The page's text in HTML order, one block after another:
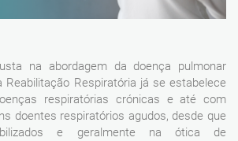
na abordagem da doença pulmonar
Reabilitação Respiratória já se estabelece
respiratórias crónicas e até com
doentes respiratórios agudos, desde que
e geralmente na ótica de